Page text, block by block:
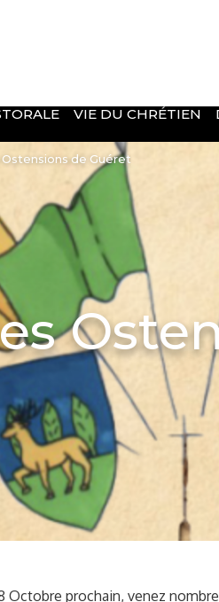
VIE DU CHRÉTIEN
de Guéret
Octobre prochain, venez